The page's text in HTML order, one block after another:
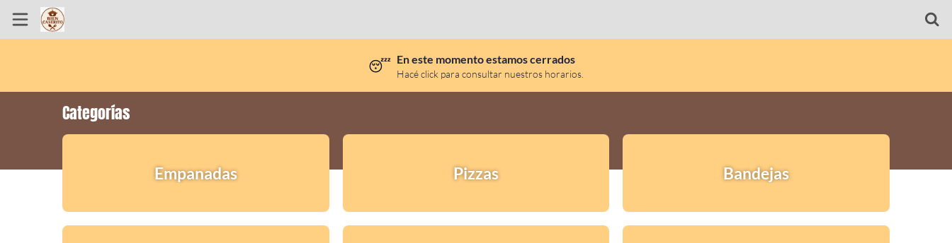
Ubicación
Instagram
😴 En este momento estamos cerrados
Hacé click para consultar nuestros horarios.
Categorías
Empanadas Pizzas Bandejas